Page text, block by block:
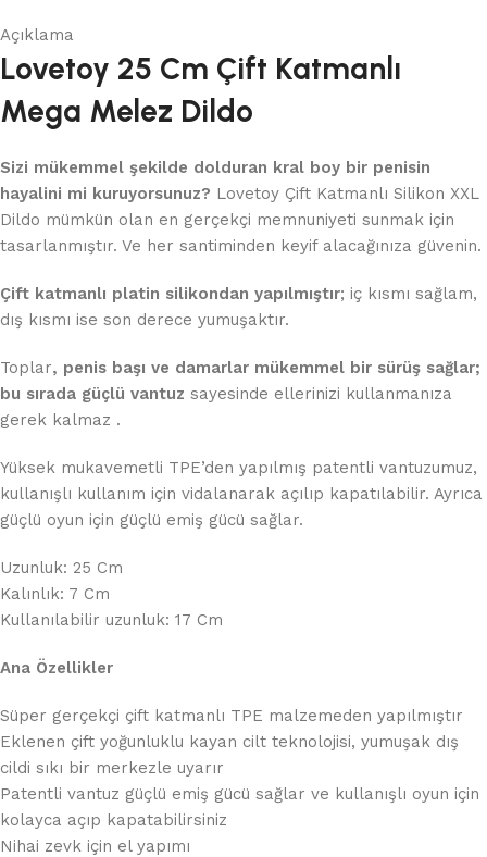
Açıklama
Lovetoy 25 Cm Çift Katmanlı
Mega Melez Dildo
Sizi mükemmel şekilde dolduran kral boy bir penisin
hayalini mi kuruyorsunuz? Lovetoy Çift Katmanlı Silikon XXL
Dildo mümkün olan en gerçekçi memnuniyeti sunmak için
tasarlanmıştır. Ve her santiminden keyif alacağınıza güvenin.
Çift katmanlı platin silikondan yapılmıştır; iç kısmı sağlam,
dış kısmı ise son derece yumuşaktır.
Toplar, penis başı ve damarlar mükemmel bir sürüş sağlar;
bu sırada güçlü vantuz sayesinde ellerinizi kullanmanıza
gerek kalmaz .
Yüksek mukavemetli TPE’den yapılmış patentli vantuzumuz,
kullanışlı kullanım için vidalanarak açılıp kapatılabilir. Ayrıca
güçlü oyun için güçlü emiş gücü sağlar.
Uzunluk: 25 Cm
Kalınlık: 7 Cm
Kullanılabilir uzunluk: 17 Cm
Ana Özellikler
Süper gerçekçi çift katmanlı TPE malzemeden yapılmıştır
Eklenen çift yoğunluklu kayan cilt teknolojisi, yumuşak dış
cildi sıkı bir merkezle uyarır
Patentli vantuz güçlü emiş gücü sağlar ve kullanışlı oyun için
kolayca açıp kapatabilirsiniz
Nihai zevk için el yapımı